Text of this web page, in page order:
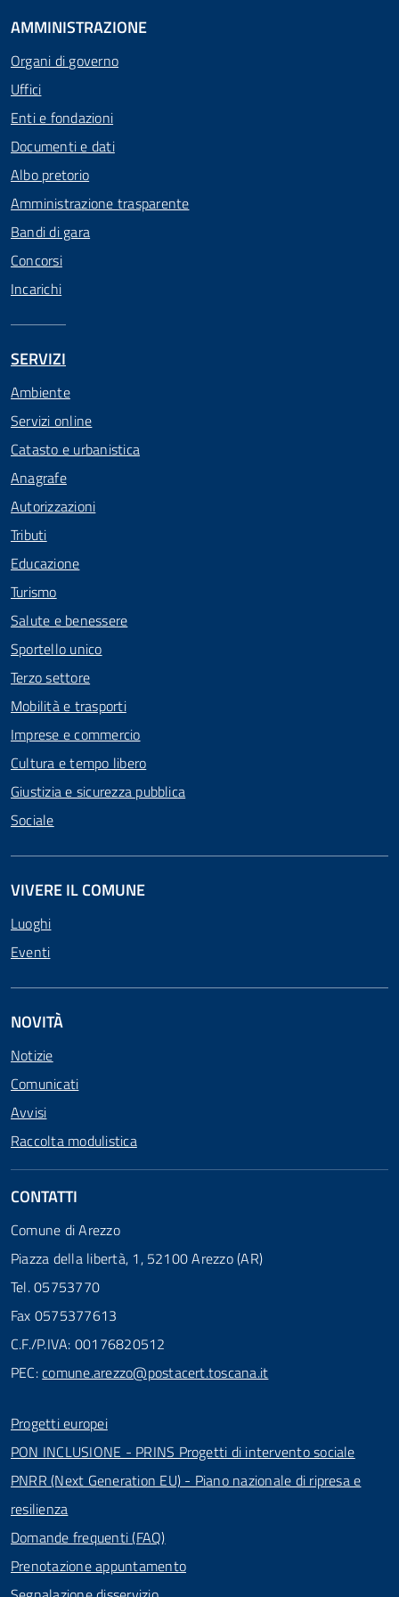
AMMINISTRAZIONE
Organi di governo
Uffici
Enti e fondazioni
Documenti e dati
Albo pretorio
Amministrazione trasparente
Bandi di gara
Concorsi
Incarichi
SERVIZI
Ambiente
Servizi online
Catasto e urbanistica
Anagrafe
Autorizzazioni
Tributi
Educazione
Turismo
Salute e benessere
Sportello unico
Terzo settore
Mobilità e trasporti
Imprese e commercio
Cultura e tempo libero
Giustizia e sicurezza pubblica
Sociale
VIVERE IL COMUNE
Luoghi
Eventi
NOVITÀ
Notizie
Comunicati
Avvisi
Raccolta modulistica
CONTATTI
Comune di Arezzo
Piazza della libertà, 1, 52100 Arezzo (AR)
Tel. 05753770
Fax 0575377613
C.F./P.IVA: 00176820512
PEC:comune.arezzo@postacert.toscana.it
Progetti europei
PON INCLUSIONE - PRINS Progetti di intervento sociale
PNRR (Next Generation EU) - Piano nazionale di ripresa e
resilienza
Domande frequenti (FAQ)
Prenotazione appuntamento